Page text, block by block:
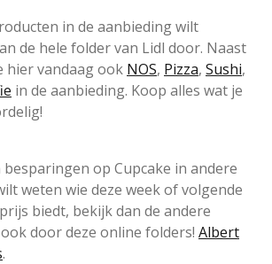
in de aanbieding wilt
de hele folder van Lidl door. Naast
hier vandaag ook NOS, Pizza, Sushi,
in de aanbieding. Koop alles wat je
op Cupcake in andere
weten wie deze week of volgende
biedt, bekijk dan de andere
door deze online folders! Albert
.